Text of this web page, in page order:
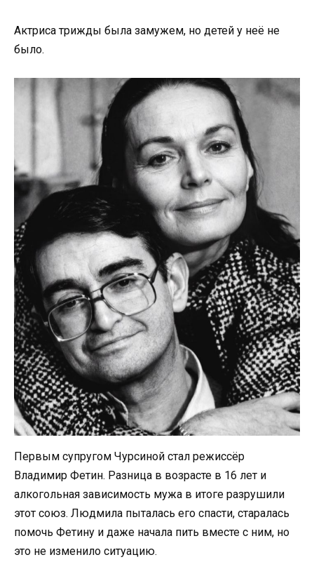
Актриса трижды была замужем, но детей у неё не
было.
Первым супругом Чурсиной стал режиссёр
Владимир Фетин. Разница в возрасте в 16 лет и
алкогольная зависимость мужа в итоге разрушили
этот союз. Людмила пыталась его спасти, старалась
помочь Фетину и даже начала пить вместе с ним, но
это не изменило ситуацию.